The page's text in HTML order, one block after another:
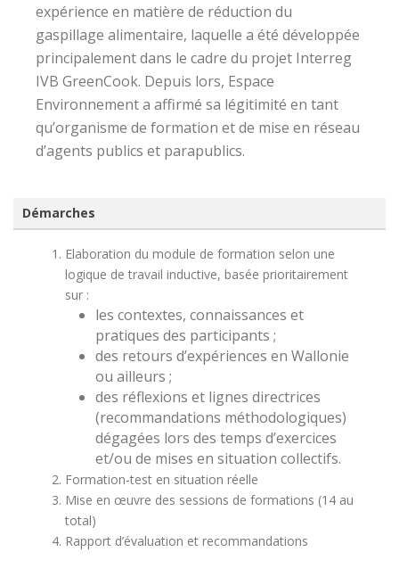
expérience en matière de réduction du
gaspillage alimentaire, laquelle a été développée
principalement dans le cadre du projet Interreg
IVB GreenCook. Depuis lors, Espace
Environnement a affirmé sa légitimité en tant
qu’organisme de formation et de mise en réseau
d’agents publics et parapublics.
Démarches
Elaboration du module de formation selon une
logique de travail inductive, basée prioritairement
sur :
les contextes, connaissances et
pratiques des participants ;
des retours d’expériences en Wallonie
ou ailleurs ;
des réflexions et lignes directrices
(recommandations méthodologiques)
dégagées lors des temps d’exercices
et/ou de mises en situation collectifs.
Formation-test en situation réelle
Mise en œuvre des sessions de formations (14 au
total)
Rapport d’évaluation et recommandations